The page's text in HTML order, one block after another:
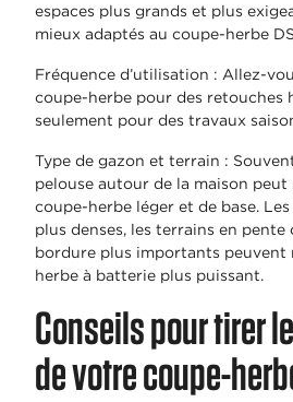
espaces plus grands et plus
mieux adaptés au coupe-herbe
Fréquence d’utilisation : Allez-
coupe-herbe pour des retouches
seulement pour des travaux
Type de gazon et terrain :
pelouse autour de la maison peut
coupe-herbe léger et de base.
plus denses, les terrains en pente
bordure plus importants peuvent
herbe à batterie plus puissant.
Conseils pour tirer
de votre coupe-